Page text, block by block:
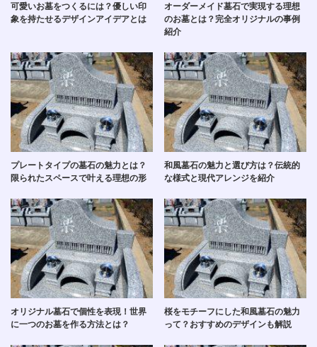
可愛いお墓をつくるには？優しい印
象を持たせるデザインアイデアとは
オーダーメイド墓石で実現する理想
のお墓とは？完全オリジナルの事例
紹介
プレートタイプの墓石の魅力とは？
限られたスペースで叶える理想の形
和風墓石の魅力と選び方は？伝統的
な様式と現代アレンジを紹介
オリジナル墓石で個性を表現！世界
に一つのお墓を作る方法とは？
桜をモチーフにした和風墓石の魅力
って？おすすめのデザインも解説